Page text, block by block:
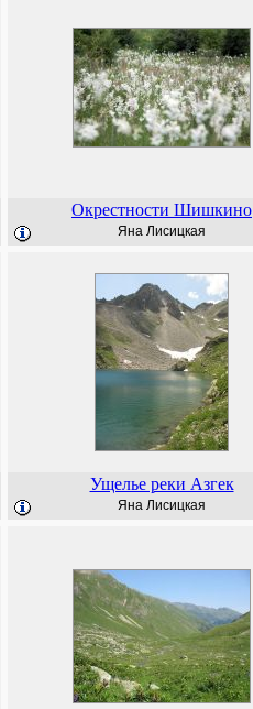
Окрестности Шишкино
Яна Лисицкая
Ущелье реки Азгек
Яна Лисицкая